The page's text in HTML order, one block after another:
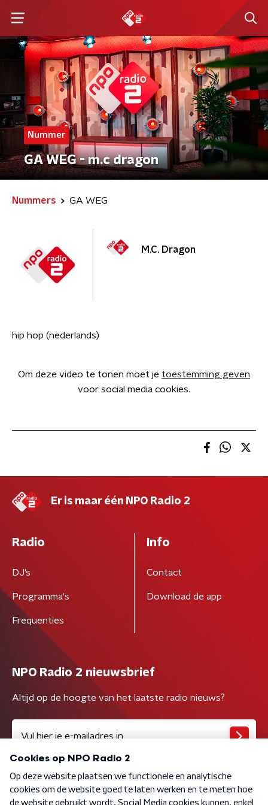
Nummer
GA WEG - m.c dragon
Nummers GA WEG
M.C. Dragon
hip hop (nederlands)
Om deze video te tonen moet je toestemming geven
voor social media cookies.
Er is maar één NPO Radio 2
Radio
DJ’s
Programma's
Frequenties
Info
Contact
Download de app
NPO Radio 2 nieuwsbrief
Altijd op de hoogte van het laatste radio nieuws?